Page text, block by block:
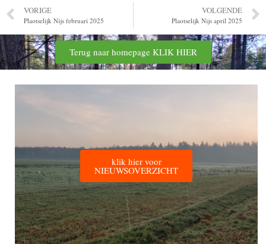
VORIGE
Plaotselijk Nijs februari 2025
VOLGENDE
Plaotselijk Nijs april 2025
Terug naar homepage KLIK HIER
klik hier voor
NIEUWSOVERZICHT